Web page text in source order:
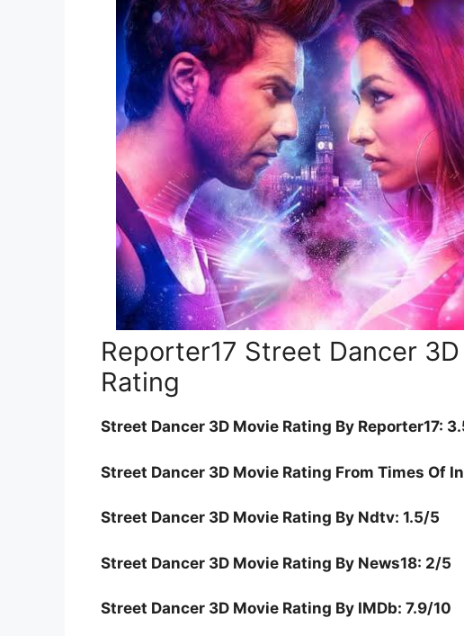
Reporter17 Street Dancer
Rating
Street Dancer 3D Movie Rating By Reporter17:
Street Dancer 3D Movie Rating From Times Of
Street Dancer 3D Movie Rating By Ndtv: 1.5/5
Street Dancer 3D Movie Rating By News18: 2/5
Street Dancer 3D Movie Rating By IMDb: 7.9/10